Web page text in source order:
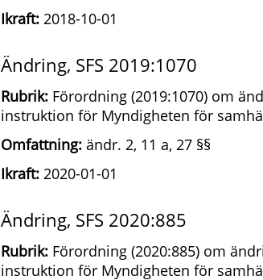
Ikraft: 2018-10-01
Ändring, SFS 2019:1070
Rubrik: Förordning (2019:1070) om
instruktion för Myndigheten för
Omfattning: ändr. 2, 11 a, 27 §§
Ikraft: 2020-01-01
Ändring, SFS 2020:885
Rubrik: Förordning (2020:885) om
instruktion för Myndigheten för